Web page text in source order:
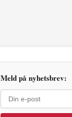
Meld på nyhetsbrev: